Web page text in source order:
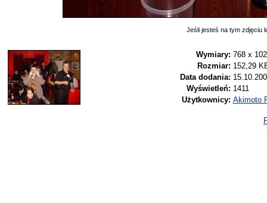
Jeśli jesteś na tym zdjęciu
Wymiary: 768 x
Rozmiar: 152,29
Data dodania:
Wyświetleń: 1411
Użytkownicy: Akimoto